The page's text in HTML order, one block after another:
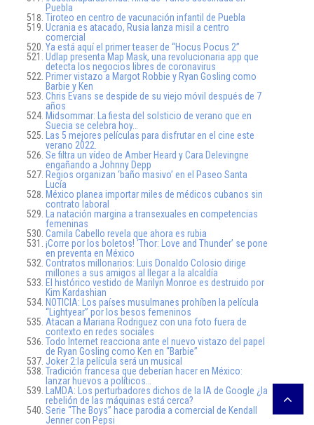
Puebla
Tiroteo en centro de vacunación infantil de Puebla
Ucrania es atacado, Rusia lanza misil a centro
comercial
Ya está aquí el primer teaser de “Hocus Pocus 2”
Udlap presenta Map Mask, una revolucionaria app que
detecta los negocios libres de coronavirus
Primer vistazo a Margot Robbie y Ryan Gosling como
Barbie y Ken
Chris Evans se despide de su viejo móvil después de 7
años
Midsommar: La fiesta del solsticio de verano que en
Suecia se celebra hoy…
Las 5 mejores películas para disfrutar en el cine este
verano 2022.
Se filtra un vídeo de Amber Heard y Cara Delevingne
engañando a Johnny Depp
Regios organizan ‘baño masivo’ en el Paseo Santa
Lucía
México planea importar miles de médicos cubanos sin
contrato laboral
La natación margina a transexuales en competencias
femeninas
Camila Cabello revela que ahora es rubia
¡Corre por los boletos! ‘Thor: Love and Thunder’ se pone
en preventa en México
Contratos millonarios: Luis Donaldo Colosio dirige
millones a sus amigos al llegar a la alcaldía
El histórico vestido de Marilyn Monroe es destruido por
Kim Kardashian
NOTICIA: Los países musulmanes prohíben la película
“Lightyear” por los besos femeninos
Atacan a Mariana Rodriguez con una foto fuera de
contexto en redes sociales
Todo Internet reacciona ante el nuevo vistazo del papel
de Ryan Gosling como Ken en “Barbie”
Joker 2:la película será un musical
Tradición francesa que deberían hacer en México:
lanzar huevos a políticos…
LaMDA: Los perturbadores dichos de la IA de Google ¿la
rebelión de las máquinas está cerca?
Serie “The Boys” hace parodia a comercial de Kendall
Jenner con Pepsi